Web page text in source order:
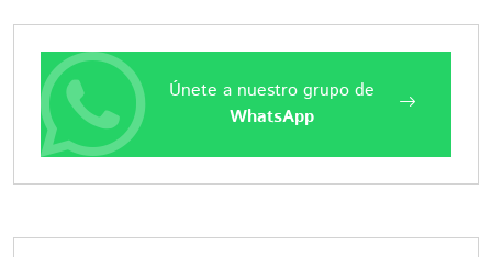
Únete a nuestro grupo de
WhatsApp